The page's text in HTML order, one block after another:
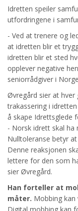
Idretten speiler
utfordringene i
- Ved at trenere og
at idretten blir et
idretten blir et sted
opplever negative
seniorrådgiver i
Øvregård sier at hver
trakassering i
å skape Idrettsglede
- Norsk idrett skal ha
Nulltoleranse betyr
Denne reaksjonen
lettere for den som
sier Øvregård.
Han forteller at
måter. Mobbing kan